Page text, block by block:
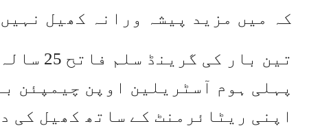
کہ میں مزید پیشہ ورانہ کھیل
پہلی ہوم آسٹریلین اوپن چیمپئن
اپنی ریٹائرمنٹ کے ساتھ کھیل کی